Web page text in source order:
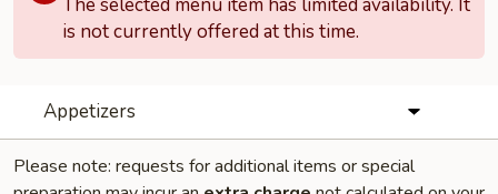
is not currently offered at this time.
Appetizers
Please note: requests for additional items or special